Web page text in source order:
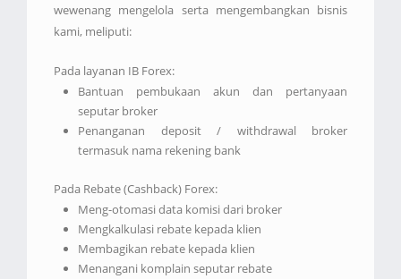
wewenang mengelola serta mengembangkan bisnis
kami, meliputi:
Pada layanan IB Forex:
Bantuan pembukaan akun dan pertanyaan
seputar broker
Penanganan deposit / withdrawal broker
termasuk nama rekening bank
Pada Rebate (Cashback) Forex:
Meng-otomasi data komisi dari broker
Mengkalkulasi rebate kepada klien
Membagikan rebate kepada klien
Menangani komplain seputar rebate